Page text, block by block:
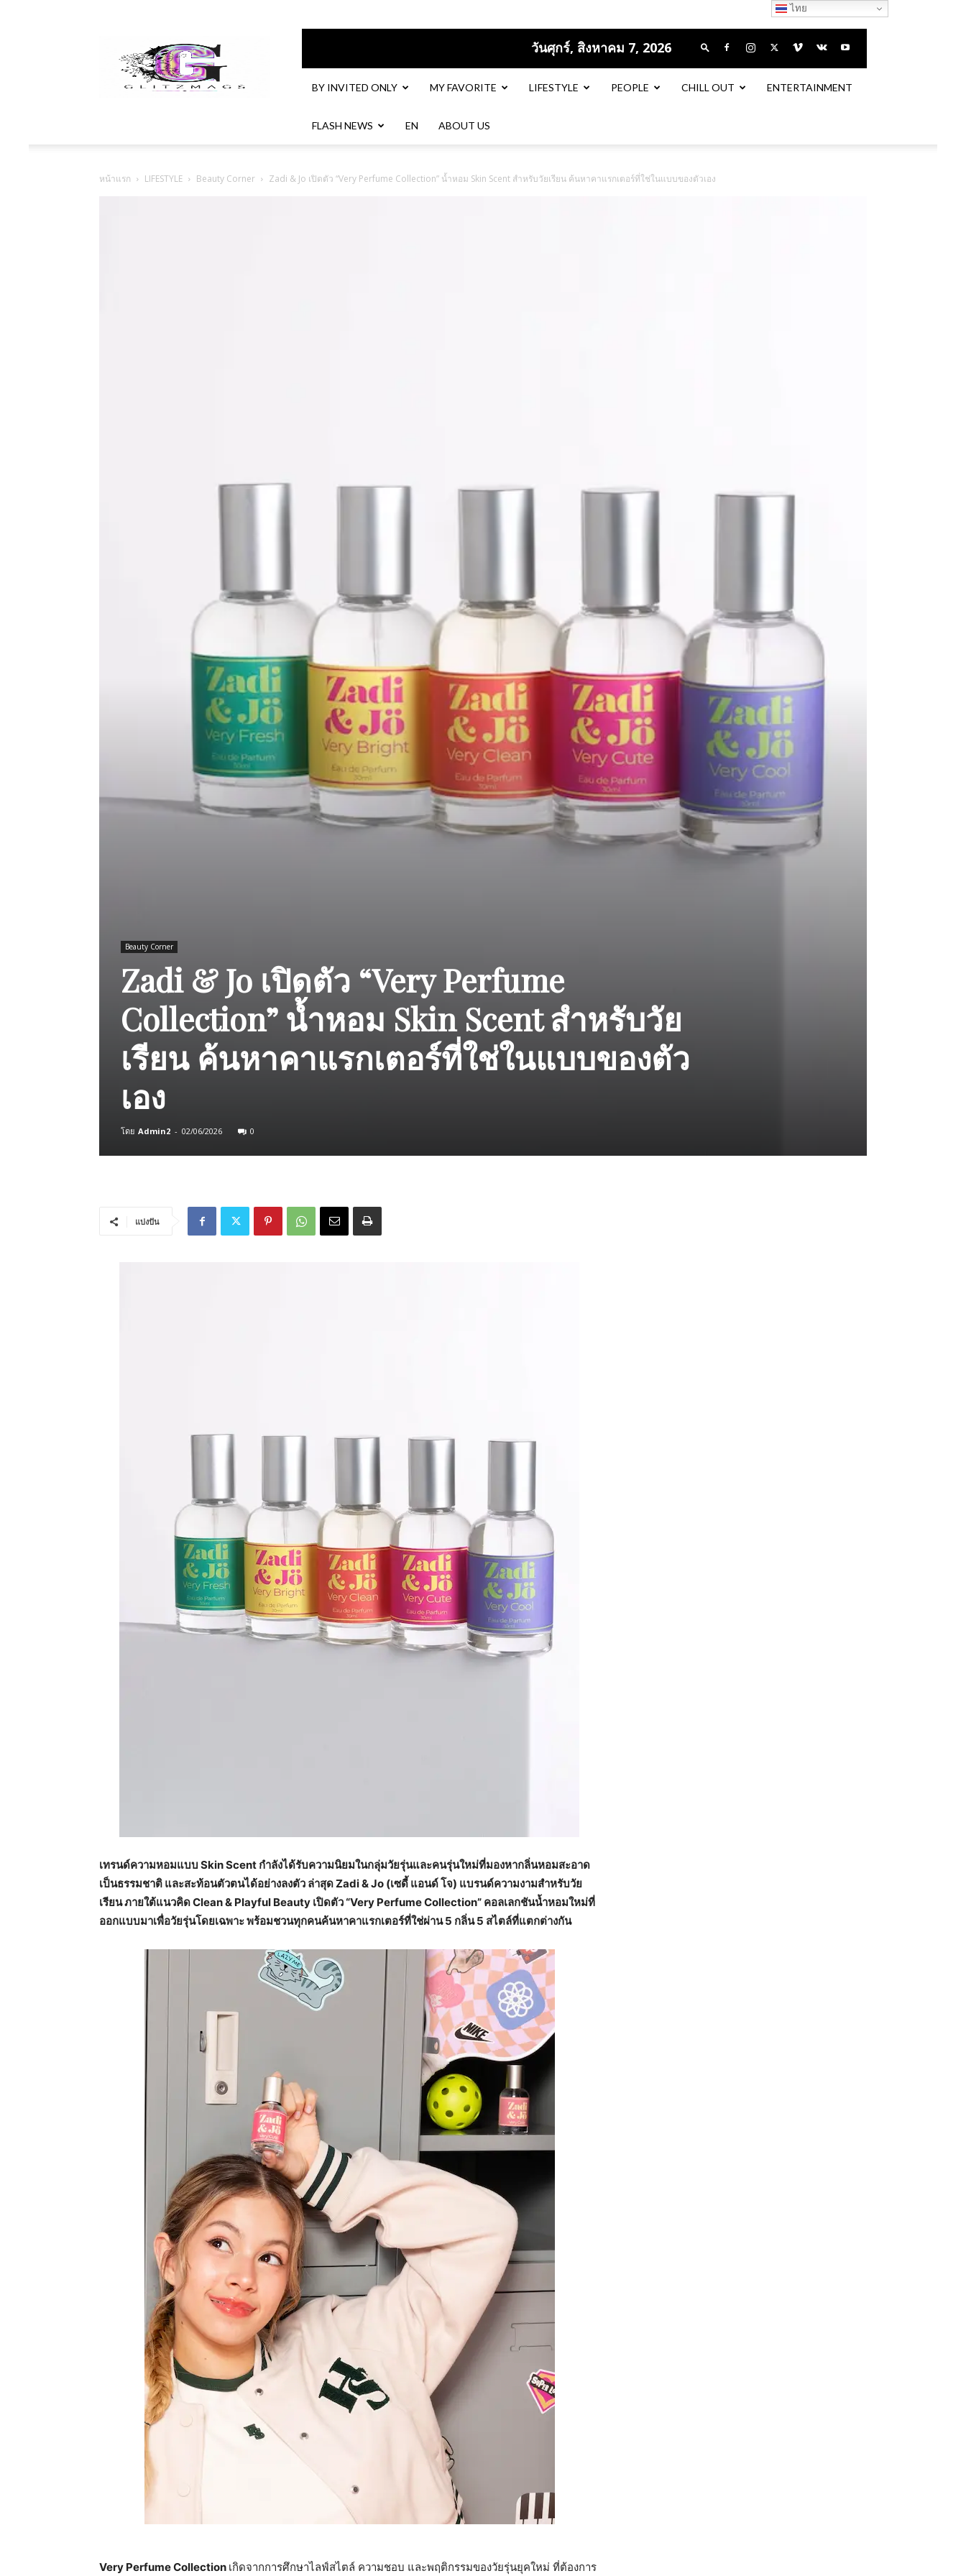
วันศุกร์, สิงหาคม 7, 2026
BY INVITED ONLY MY FAVORITE LIFESTYLE PEOPLE CHILL OUT ENTERTAINMENT
FLASH NEWS EN​ ABOUT US
หน้าแรก LIFESTYLE Beauty Corner Zadi & Jo เปิดตัว “Very Perfume Collection” น้ำหอม Skin Scent สำหรับวัยเรียน ค้นหาคาแรกเตอร์ที่ใช่ในแบบของตัวเอง
Beauty Corner
Zadi & Jo เปิดตัว “Very Perfume
Collection” น้ำหอม Skin Scent สำหรับวัย
เรียน ค้นหาคาแรกเตอร์ที่ใช่ในแบบของตัว
เอง
โดย Admin2 - 02/06/2026 0
แบ่งปัน
เทรนด์ความหอมแบบ Skin Scent กำลังได้รับความนิยมในกลุ่มวัยรุ่นและคนรุ่นใหม่ที่มองหากลิ่นหอมสะอาด
เป็นธรรมชาติ และสะท้อนตัวตนได้อย่างลงตัว ล่าสุด Zadi & Jo (เซดี้ แอนด์ โจ) แบรนด์ความงามสำหรับวัย
เรียน ภายใต้แนวคิด Clean & Playful Beauty เปิดตัว “Very Perfume Collection” คอลเลกชันน้ำหอมใหม่ที่
ออกแบบมาเพื่อวัยรุ่นโดยเฉพาะ พร้อมชวนทุกคนค้นหาคาแรกเตอร์ที่ใช่ผ่าน 5 กลิ่น 5 สไตล์ที่แตกต่างกัน
Very Perfume Collection เกิดจากการศึกษาไลฟ์สไตล์ ความชอบ และพฤติกรรมของวัยรุ่นยุคใหม่ ที่ต้องการ
ไทย